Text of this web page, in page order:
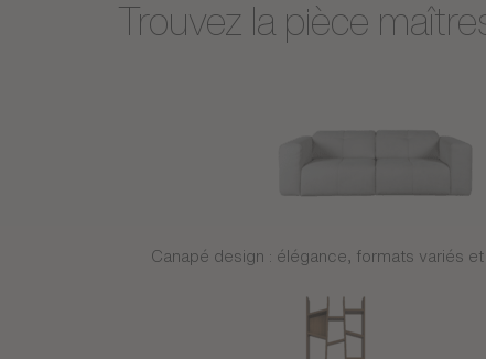
Trouvez la pièce
Canapé design : élégance, formats variés